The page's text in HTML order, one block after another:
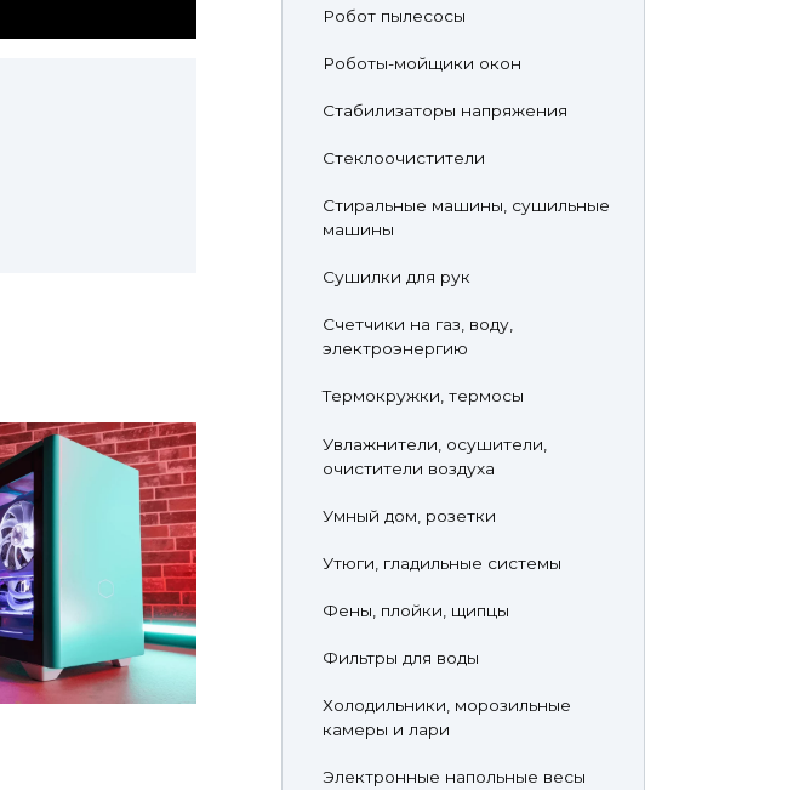
Робот пылесосы
Роботы-мойщики окон
Стабилизаторы напряжения
Стеклоочистители
Стиральные машины, сушильные
машины
Сушилки для рук
Счетчики на газ, воду,
электроэнергию
Термокружки, термосы
Увлажнители, осушители,
очистители воздуха
Умный дом, розетки
Утюги, гладильные системы
Фены, плойки, щипцы
Фильтры для воды
Холодильники, морозильные
камеры и лари
Электронные напольные весы